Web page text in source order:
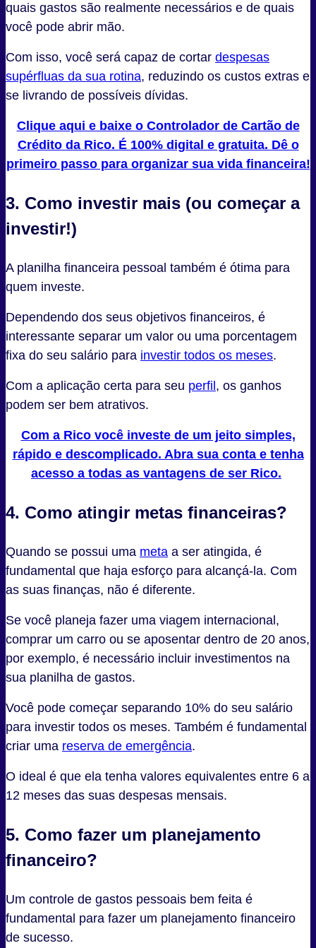
quais gastos são realmente necessários e de quais
você pode abrir mão.
Com isso, você será capaz de cortar despesas
supérfluas da sua rotina, reduzindo os custos extras e
se livrando de possíveis dívidas.
Clique aqui e baixe o Controlador de Cartão de
Crédito da Rico. É 100% digital e gratuita. Dê o
primeiro passo para organizar sua vida financeira!
3. Como investir mais (ou começar a
investir!)
A planilha financeira pessoal também é ótima para
quem investe.
Dependendo dos seus objetivos financeiros, é
interessante separar um valor ou uma porcentagem
fixa do seu salário para investir todos os meses.
Com a aplicação certa para seu perfil , os ganhos
podem ser bem atrativos.
Com a Rico você investe de um jeito simples,
rápido e descomplicado. Abra sua conta e tenha
acesso a todas as vantagens de ser Rico.
4. Como atingir metas financeiras?
Quando se possui uma meta a ser atingida, é
fundamental que haja esforço para alcançá-la. Com
as suas finanças, não é diferente.
Se você planeja fazer uma viagem internacional,
comprar um carro ou se aposentar dentro de 20 anos,
por exemplo, é necessário incluir investimentos na
sua planilha de gastos.
Você pode começar separando 10% do seu salário
para investir todos os meses. Também é fundamental
criar uma reserva de emergência.
O ideal é que ela tenha valores equivalentes entre 6 a
12 meses das suas despesas mensais.
5. Como fazer um planejamento
financeiro?
Um controle de gastos pessoais bem feita é
fundamental para fazer um planejamento financeiro
de sucesso.